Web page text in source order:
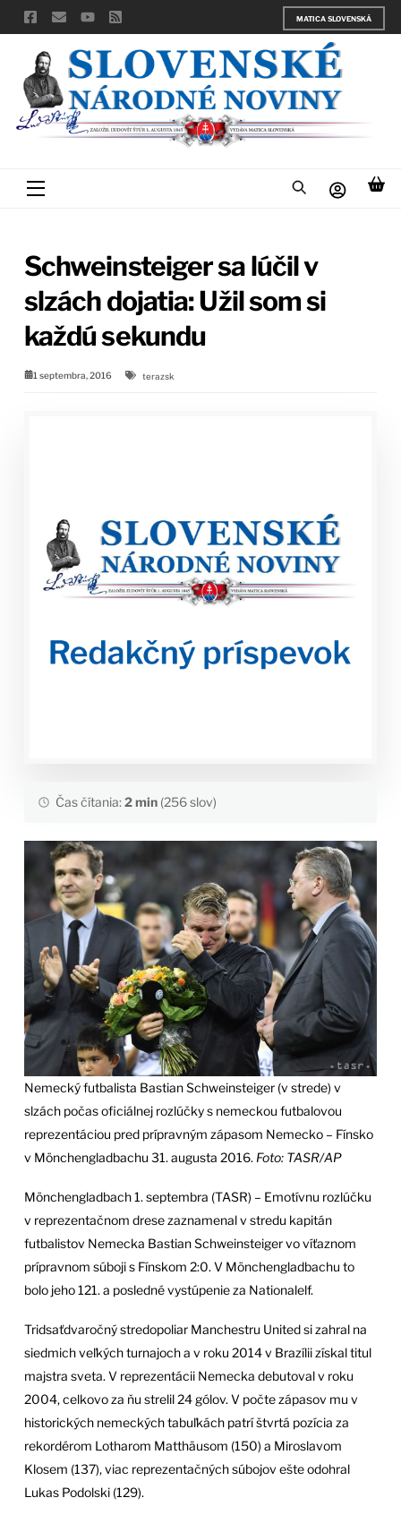
Skip
to
content
MATICA SLOVENSKÁ
Menu
Schweinsteiger sa lúčil v
slzách dojatia: Užil som si
každú sekundu
1 septembra, 2016 terazsk
Čas čítania:2 min(256 slov)
Nemecký futbalista Bastian Schweinsteiger (v strede) v
slzách počas oficiálnej rozlúčky s nemeckou futbalovou
reprezentáciou pred prípravným zápasom Nemecko – Fínsko
v Mönchengladbachu 31. augusta 2016. Foto: TASR/AP
Mönchengladbach 1. septembra (TASR) – Emotívnu rozlúčku
v reprezentačnom drese zaznamenal v stredu kapitán
futbalistov Nemecka Bastian Schweinsteiger vo víťaznom
prípravnom súboji s Fínskom 2:0. V Mönchengladbachu to
bolo jeho 121. a posledné vystúpenie za Nationalelf.
Tridsaťdvaročný stredopoliar Manchestru United si zahral na
siedmich veľkých turnajoch a v roku 2014 v Brazílii získal titul
majstra sveta. V reprezentácii Nemecka debutoval v roku
2004, celkovo za ňu strelil 24 gólov. V počte zápasov mu v
historických nemeckých tabuľkách patrí štvrtá pozícia za
rekordérom Lotharom Matthäusom (150) a Miroslavom
Klosem (137), viac reprezentačných súbojov ešte odohral
Lukas Podolski (129).